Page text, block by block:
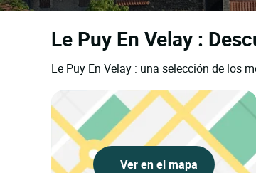
Le Puy En Velay :
Le Puy En Velay : una selección de los
Ver en el mapa